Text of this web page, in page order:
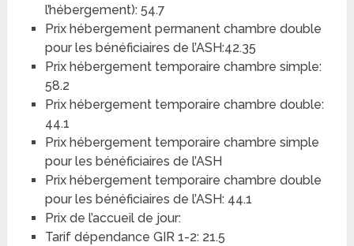
l’hébergement): 54.7
Prix hébergement permanent chambre double
pour les bénéficiaires de l’ASH:42.35
Prix hébergement temporaire chambre simple:
58.2
Prix hébergement temporaire chambre double:
44.1
Prix hébergement temporaire chambre simple
pour les bénéficiaires de l’ASH
Prix hébergement temporaire chambre double
pour les bénéficiaires de l’ASH: 44.1
Prix de l’accueil de jour:
Tarif dépendance GIR 1-2: 21.5